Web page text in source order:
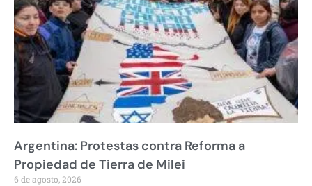
Argentina: Protestas contra Reforma a
Propiedad de Tierra de Milei
6 de agosto, 2026